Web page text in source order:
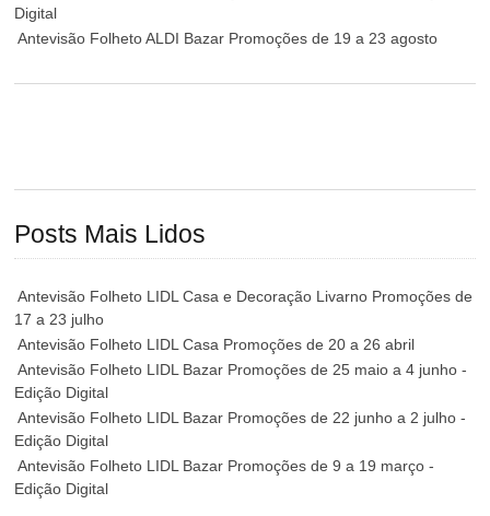
Digital
Antevisão Folheto ALDI Bazar Promoções de 19 a 23 agosto
Posts Mais Lidos
Antevisão Folheto LIDL Casa e Decoração Livarno Promoções de
17 a 23 julho
Antevisão Folheto LIDL Casa Promoções de 20 a 26 abril
Antevisão Folheto LIDL Bazar Promoções de 25 maio a 4 junho -
Edição Digital
Antevisão Folheto LIDL Bazar Promoções de 22 junho a 2 julho -
Edição Digital
Antevisão Folheto LIDL Bazar Promoções de 9 a 19 março -
Edição Digital